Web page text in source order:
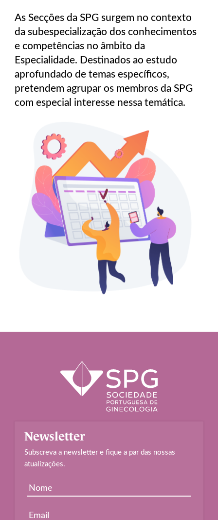
As Secções da SPG surgem no contexto
da subespecialização dos conhecimentos
e competências no âmbito da
Especialidade. Destinados ao estudo
aprofundado de temas específicos,
pretendem agrupar os membros da SPG
com especial interesse nessa temática.
Newsletter
Subscreva a newsletter e fique a par das nossas
atualizações.